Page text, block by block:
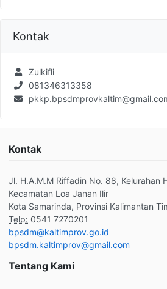
Kontak
Zulkifli
081346313358
Kontak
Jl. H.A.M.M Riffadin No. 88, Kelurahan
Kecamatan Loa Janan Ilir
Kota Samarinda, Provinsi Kalimantan
Telp: 0541 7270201
bpsdm@kaltimprov.go.id
bpsdm.kaltimprov@gmail.com
Tentang Kami